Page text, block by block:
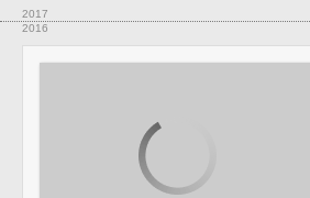
2017
2016